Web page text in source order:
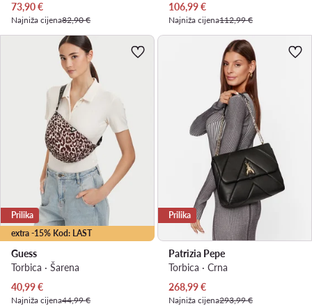
Trenutna cijena
73,90€
Najniža cijena82,90 €
Trenutna cijena
106,99€
Najniža cijena112,99 €
extra -15% Kod: LAST
Prilika
Guess
Torbica · Šarena
Trenutna cijena
40,99€
Najniža cijena44,99 €
Prilika
Patrizia Pepe
Torbica · Crna
Trenutna cijena
268,99€
Najniža cijena293,99 €